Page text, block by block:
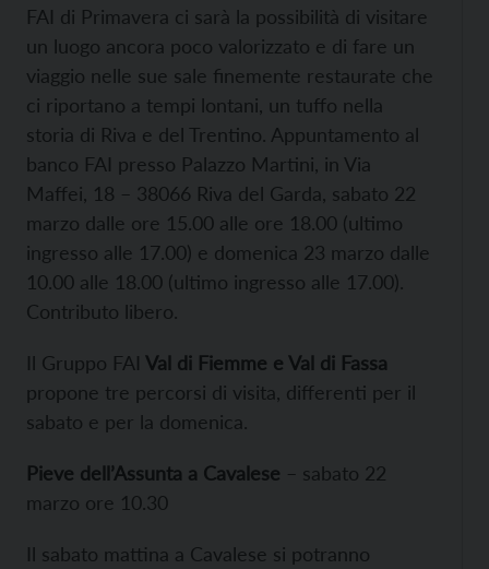
FAI di Primavera ci sarà la possibilità di visitare
un luogo ancora poco valorizzato e di fare un
viaggio nelle sue sale finemente restaurate che
ci riportano a tempi lontani, un tuffo nella
storia di Riva e del Trentino. Appuntamento al
banco FAI presso Palazzo Martini, in Via
Maffei, 18 – 38066 Riva del Garda, sabato 22
marzo dalle ore 15.00 alle ore 18.00 (ultimo
ingresso alle 17.00) e domenica 23 marzo dalle
10.00 alle 18.00 (ultimo ingresso alle 17.00).
Contributo libero.
Il Gruppo FAI Val di Fiemme e Val di Fassa
propone tre percorsi di visita, differenti per il
sabato e per la domenica.
Pieve dell’Assunta a Cavalese – sabato 22
marzo ore 10.30
Il sabato mattina a Cavalese si potranno